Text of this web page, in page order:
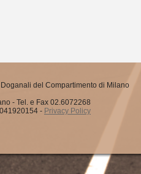
del Compartimento di Milano
- Tel. e Fax 02.6072268
- Privacy Policy